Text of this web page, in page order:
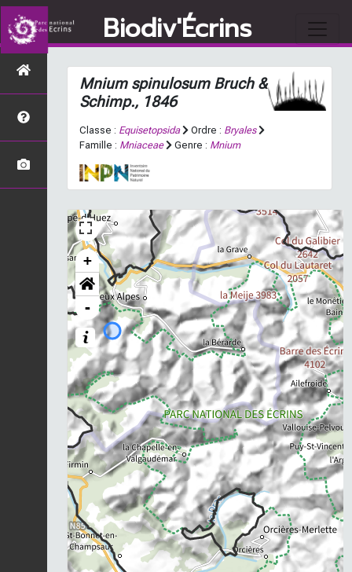
Biodiv'Écrins
Mnium spinulosumBruch &
Schimp., 1846
Classe : Equisetopsida Ordre : Bryales
Famille : Mniaceae Genre : Mnium
+
-